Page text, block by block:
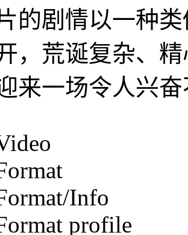
的剧情以一种
，荒诞复杂、
来一场令人兴
:
Info :